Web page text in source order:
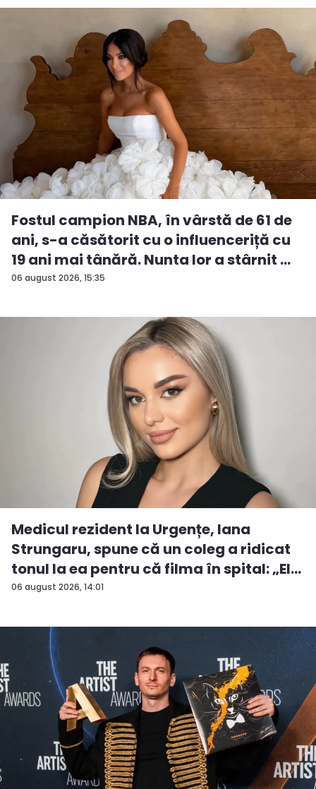
06 august 2026, 15:35
Fostul campion NBA, în vârstă de 61 de
ani, s-a căsătorit cu o influenceriță cu
19 ani mai tânără. Nunta lor a stârnit ...
06 august 2026, 14:01
Medicul rezident la Urgențe, Iana
Strungaru, spune că un coleg a ridicat
tonul la ea pentru că filma în spital: „El
a...